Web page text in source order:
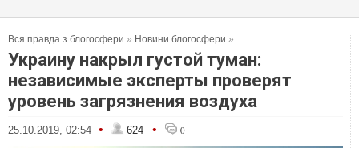
Вся правда з блогосфери » Новини блогосфери »
Украину накрыл густой туман:
независимые эксперты проверят
уровень загрязнения воздуха
25.10.2019, 02:54 • 624 • 0